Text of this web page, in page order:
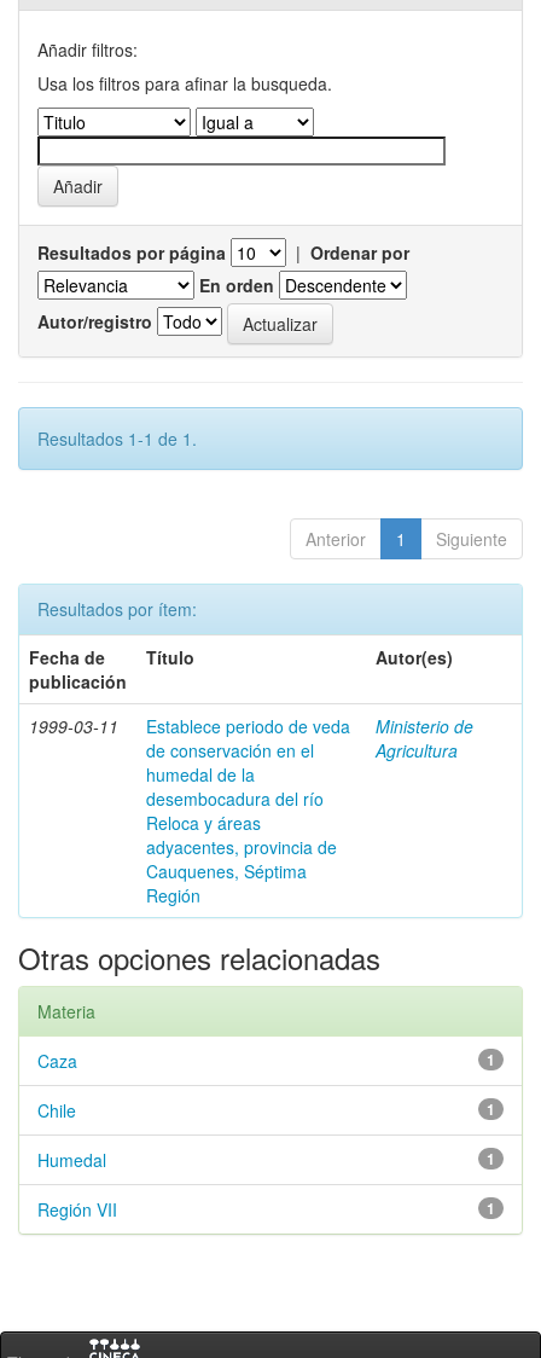
Añadir filtros:
Usa los filtros para afinar la busqueda.
Resultados por página | Ordenar por
En orden
Autor/registro
Resultados 1-1 de 1.
Anterior 1 Siguiente
Resultados por ítem:
Fecha de
publicación
Título Autor(es)
1999-03-11
Establece periodo de veda
de conservación en el
humedal de la
desembocadura del río
Reloca y áreas
adyacentes, provincia de
Cauquenes, Séptima
Región
Ministerio de
Agricultura
Otras opciones relacionadas
Materia
1
Caza
1
Chile
1
Humedal
1
Región VII